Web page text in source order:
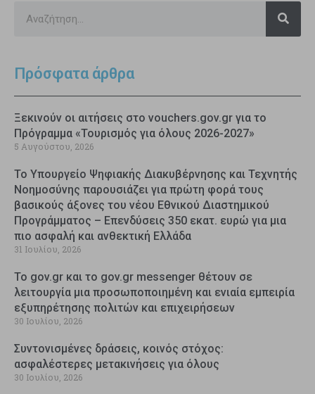
Πρόσφατα άρθρα
Ξεκινούν οι αιτήσεις στο vouchers.gov.gr για το
Πρόγραμμα «Τουρισμός για όλους 2026-2027»
5 Αυγούστου, 2026
Το Υπουργείο Ψηφιακής Διακυβέρνησης και Τεχνητής
Νοημοσύνης παρουσιάζει για πρώτη φορά τους
βασικούς άξονες του νέου Εθνικού Διαστημικού
Προγράμματος – Επενδύσεις 350 εκατ. ευρώ για μια
πιο ασφαλή και ανθεκτική Ελλάδα
31 Ιουλίου, 2026
Το gov.gr και το gov.gr messenger θέτουν σε
λειτουργία μια προσωποποιημένη και ενιαία εμπειρία
εξυπηρέτησης πολιτών και επιχειρήσεων
30 Ιουλίου, 2026
Συντονισμένες δράσεις, κοινός στόχος:
ασφαλέστερες μετακινήσεις για όλους
30 Ιουλίου, 2026